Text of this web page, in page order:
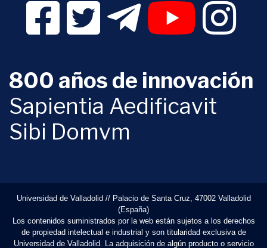
Facebook Digital UVa (se abrirá en una nueva
Twitter Digital UVa (se abrirá en una
Telegram Digital UVa (se
YouTube Digital
800 años de innovación
Sapientia Aedificavit
Sibi Domvm
Universidad de Valladolid // Palacio de Santa Cruz, 47002 Valladolid
(España)
Los contenidos suministrados por la web están sujetos a los derechos
de propiedad intelectual e industrial y son titularidad exclusiva de
Universidad de Valladolid. La adquisición de algún producto o servicio